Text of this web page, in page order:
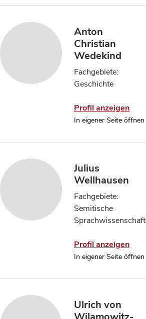
Anton
Christian
Wedekind
Fachgebiete:
Geschichte
Profil anzeigen
In eigener Seite öffnen
Julius
Wellhausen
Fachgebiete:
Semitische
Sprachwissenschaft
Profil anzeigen
In eigener Seite öffnen
Ulrich von